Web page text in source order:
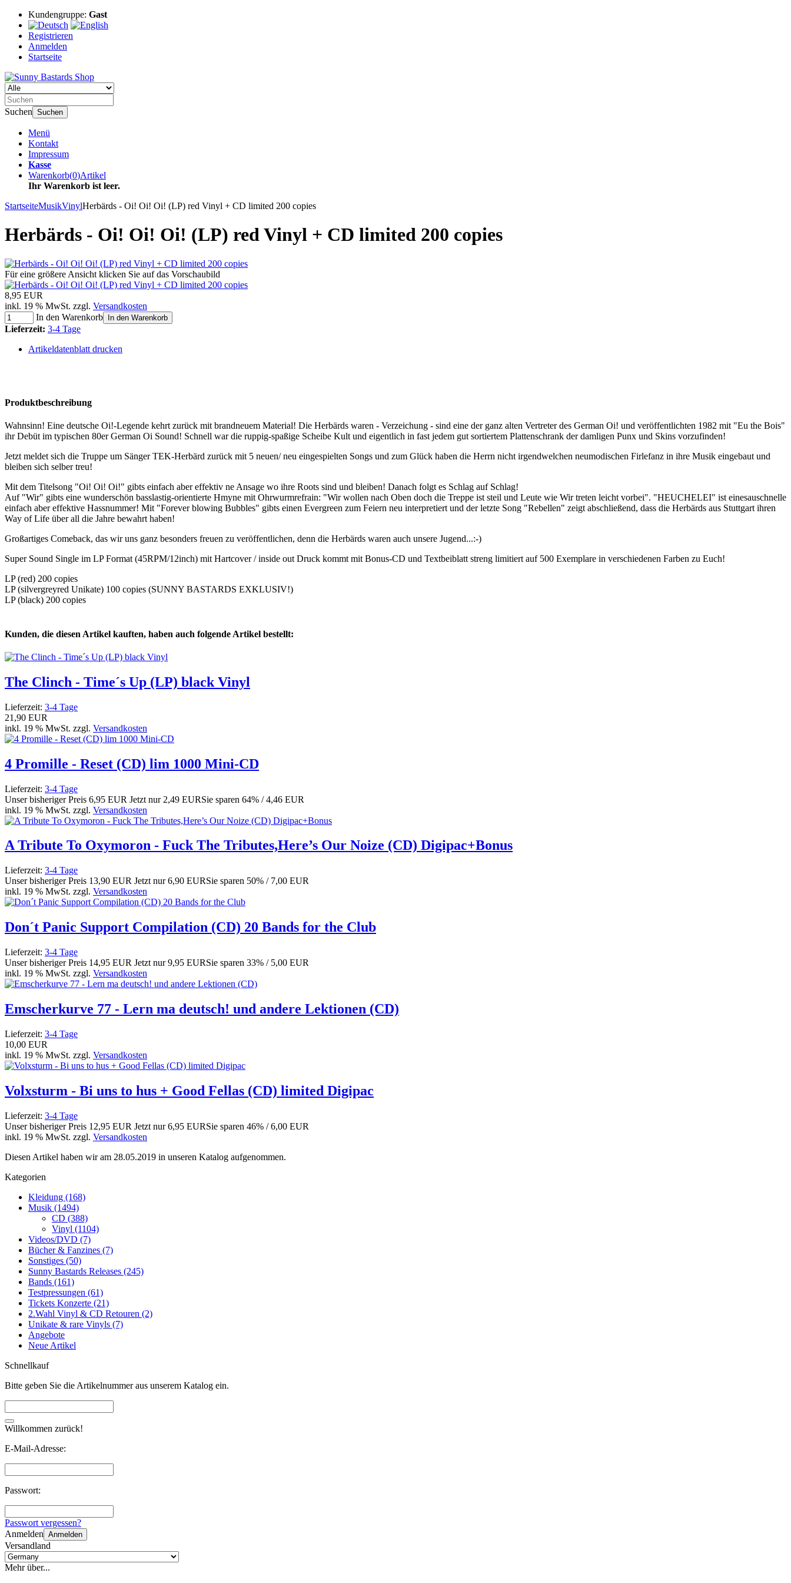
Kundengruppe: Gast
Registrieren
Anmelden
Startseite
Suchen Suchen
Menü
Kontakt
Impressum
Kasse
Warenkorb(0)Artikel
Ihr Warenkorb ist leer.
StartseiteMusikVinylHerbärds - Oi! Oi! Oi! (LP) red Vinyl + CD limited 200 copies
Herbärds - Oi! Oi! Oi! (LP) red Vinyl + CD limited 200 copies
Für eine größere Ansicht klicken Sie auf das Vorschaubild
8,95 EUR
inkl. 19 % MwSt. zzgl. Versandkosten
In den Warenkorb
In den Warenkorb
Lieferzeit: 3-4 Tage
Artikeldatenblatt drucken
Produktbeschreibung
Wahnsinn! Eine deutsche Oi!-Legende kehrt zurück mit brandneuem Material! Die Herbärds waren - Verzeichung - sind eine der ganz alten Vertreter des German Oi! und veröffentlichten 1982 mit "Eu the Bois"
ihr Debüt im typischen 80er German Oi Sound! Schnell war die ruppig-spaßige Scheibe Kult und eigentlich in fast jedem gut sortiertem Plattenschrank der damligen Punx und Skins vorzufinden!
Jetzt meldet sich die Truppe um Sänger TEK-Herbärd zurück mit 5 neuen/ neu eingespielten Songs und zum Glück haben die Herrn nicht irgendwelchen neumodischen Firlefanz in ihre Musik eingebaut und
bleiben sich selber treu!
Mit dem Titelsong "Oi! Oi! Oi!" gibts einfach aber effektiv ne Ansage wo ihre Roots sind und bleiben! Danach folgt es Schlag auf Schlag!
Auf "Wir" gibts eine wunderschön basslastig-orientierte Hmyne mit Ohrwurmrefrain: "Wir wollen nach Oben doch die Treppe ist steil und Leute wie Wir treten leicht vorbei". "HEUCHELEI" ist einesauschnelle
einfach aber effektive Hassnummer! Mit "Forever blowing Bubbles" gibts einen Evergreen zum Feiern neu interpretiert und der letzte Song "Rebellen" zeigt abschließend, dass die Herbärds aus Stuttgart ihren
Way of Life über all die Jahre bewahrt haben!
Großartiges Comeback, das wir uns ganz besonders freuen zu veröffentlichen, denn die Herbärds waren auch unsere Jugend...:-)
Super Sound Single im LP Format (45RPM/12inch) mit Hartcover / inside out Druck kommt mit Bonus-CD und Textbeiblatt streng limitiert auf 500 Exemplare in verschiedenen Farben zu Euch!
LP (red) 200 copies
LP (silvergreyred Unikate) 100 copies (SUNNY BASTARDS EXKLUSIV!)
LP (black) 200 copies
Kunden, die diesen Artikel kauften, haben auch folgende Artikel bestellt:
The Clinch - Time´s Up (LP) black Vinyl
Lieferzeit: 3-4 Tage
21,90 EUR
inkl. 19 % MwSt. zzgl. Versandkosten
4 Promille - Reset (CD) lim 1000 Mini-CD
Lieferzeit: 3-4 Tage
Unser bisheriger Preis 6,95 EUR Jetzt nur 2,49 EURSie sparen 64% / 4,46 EUR
inkl. 19 % MwSt. zzgl. Versandkosten
A Tribute To Oxymoron - Fuck The Tributes,Here’s Our Noize (CD) Digipac+Bonus
Lieferzeit: 3-4 Tage
Unser bisheriger Preis 13,90 EUR Jetzt nur6,90 EURSie sparen 50% / 7,00 EUR
inkl. 19 % MwSt. zzgl. Versandkosten
Don´t Panic Support Compilation (CD) 20 Bands for the Club
Lieferzeit: 3-4 Tage
Unser bisheriger Preis 14,95 EUR Jetzt nur9,95 EURSie sparen 33% / 5,00 EUR
inkl. 19 % MwSt. zzgl. Versandkosten
Emscherkurve 77 - Lern ma deutsch! und andere Lektionen (CD)
Lieferzeit: 3-4 Tage
10,00 EUR
inkl. 19 % MwSt. zzgl. Versandkosten
Volxsturm - Bi uns to hus + Good Fellas (CD) limited Digipac
Lieferzeit: 3-4 Tage
Unser bisheriger Preis 12,95 EUR Jetzt nur6,95 EURSie sparen 46% / 6,00 EUR
inkl. 19 % MwSt. zzgl. Versandkosten
Diesen Artikel haben wir am 28.05.2019 in unseren Katalog aufgenommen.
Kategorien
Kleidung (168)
Musik (1494)
CD (388)
Vinyl (1104)
Videos/DVD (7)
Bücher & Fanzines (7)
Sonstiges (50)
Sunny Bastards Releases (245)
Bands (161)
Testpressungen (61)
Tickets Konzerte (21)
2.Wahl Vinyl & CD Retouren (2)
Unikate & rare Vinyls (7)
Angebote
Neue Artikel
Schnellkauf
Bitte geben Sie die Artikelnummer aus unserem Katalog ein.
Willkommen zurück!
E-Mail-Adresse:
Passwort:
Passwort vergessen?
Anmelden Anmelden
Versandland
Mehr über...